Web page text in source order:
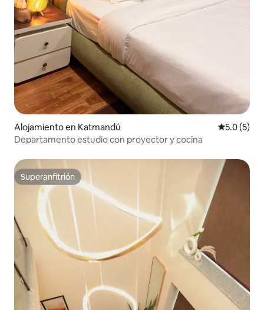
Alojamiento en Katmandú
5.0 (5)
Departamento estudio con proyector y cocina
Superanfitrión
Superanfitrión